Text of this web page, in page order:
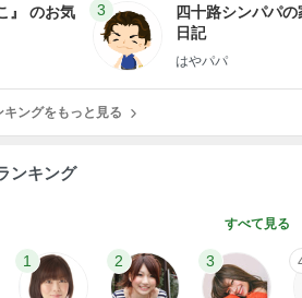
』 のお気
3
四十路シンパパの
日記
はやパパ
キングをもっと見る
ンキング
すべて見る
1 2 3